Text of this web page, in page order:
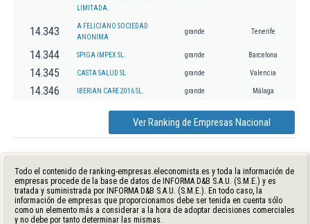
LIMITADA.
14.343
A FELICIANO SOCIEDAD
ANONIMA
grande Tenerife
14.344 SPIGA IMPEX SL. grande Barcelona
14.345 CASTA SALUD SL grande Valencia
14.346 IBERIAN CARE 2016 SL. grande Málaga
Ver Ranking de Empresas Nacional
Todo el contenido de ranking-empresas.eleconomista.es y toda la información de
empresas procede de la base de datos de INFORMA D&B S.A.U. (S.M.E.) y es
tratada y suministrada por INFORMA D&B S.A.U. (S.M.E.). En todo caso, la
información de empresas que proporcionamos debe ser tenida en cuenta sólo
como un elemento más a considerar a la hora de adoptar decisiones comerciales
y no debe por tanto determinar las mismas.